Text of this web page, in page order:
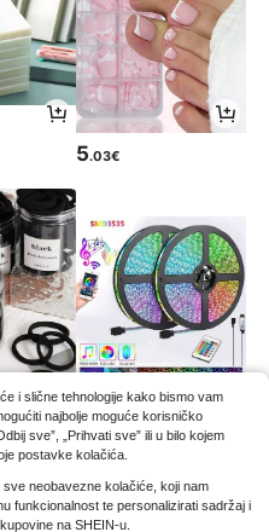
5.03€
5.13€
i slične tehnologije kako bismo vam
najbolje moguće korisničko
sve”, „Prihvati sve” ili u bilo kojem
postavke kolačića.
neobavezne kolačiće, koji nam
funkcionalnost te personalizirati sadržaj i
na SHEIN-u.